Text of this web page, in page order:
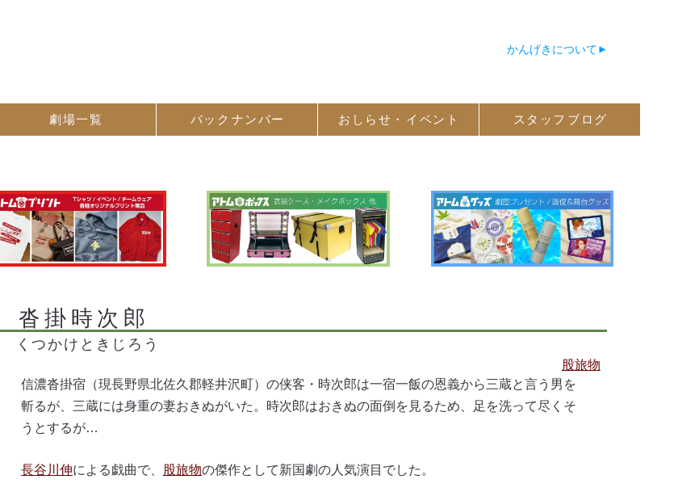
かんげきについて
劇場一覧 バック ナンバー おしらせ・ イベント スタッフ ブログ
沓掛時次郎
くつかけときじろう
股旅物
信濃沓掛宿（現長野県北佐久郡軽井沢町）の侠客・時次郎は一宿一飯の恩義から三蔵と言う男を
斬るが、三蔵には身重の妻おきぬがいた。時次郎はおきぬの面倒を見るため、足を洗って尽くそ
うとするが…
長谷川伸による戯曲で、 股旅物の傑作として新国劇の人気演目でした。